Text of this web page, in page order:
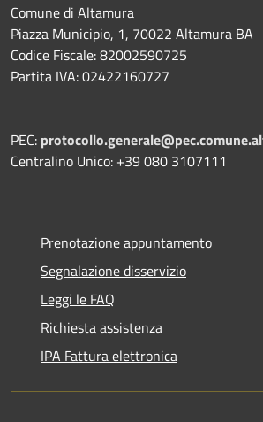
Comune di Altamura
Piazza Municipio, 1, 70022 Altamura BA
Codice Fiscale: 82002590725
Partita IVA: 02422160727
PEC:
Centralino Unico: +39 080 3107111
Prenotazione appuntamento
Segnalazione disservizio
Leggi le FAQ
Richiesta assistenza
IPA Fattura elettronica